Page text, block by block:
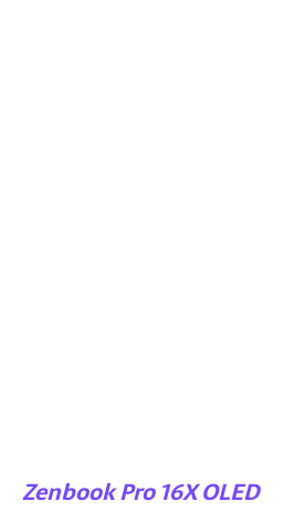
Zenbook Pro 16X OLED